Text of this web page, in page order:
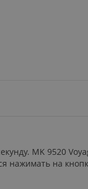
MK 9520
нажимать на